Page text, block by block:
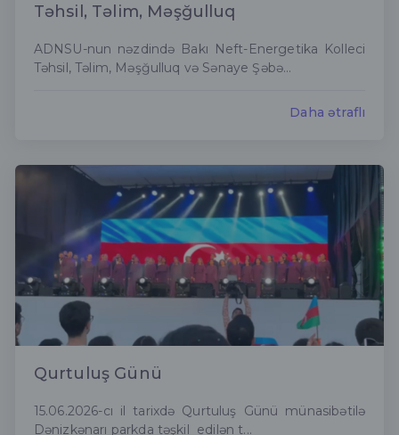
Təhsil, Təlim, Məşğulluq
ADNSU-nun nəzdində Bakı Neft-Energetika Kolleci
Təhsil, Təlim, Məşğulluq və Sənaye Şəbə...
Daha ətraflı
Qurtuluş Günü
15.06.2026-cı il tarixdə Qurtuluş Günü münasibətilə
Dənizkənarı parkda təşkil edilən t...